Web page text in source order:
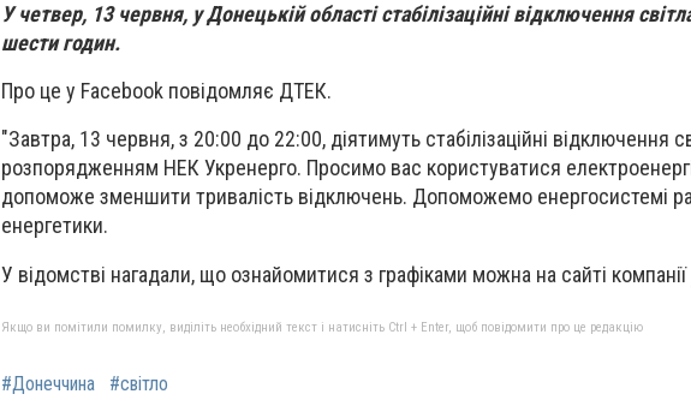
У четвер, 13 червня, у Донецькій області стабілізаційні відключення
шести годин.
Про це у Facebook повідомляє ДТЕК.
"Завтра, 13 червня, з 20:00 до 22:00, діятимуть стабілізаційні відключення
розпорядженням НЕК Укренерго. Просимо вас користуватися
допоможе зменшити тривалість відключень. Допоможемо енергосистемі
енергетики.
У відомстві нагадали, що ознайомитися з графіками можна на сайті компанії
Якщо ви помітили помилку, виділіть необхідний текст і натисніть Ctrl + Enter, щоб повідомити про це редакцію
#Донеччина #світло